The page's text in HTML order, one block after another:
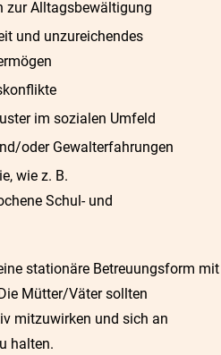
zur Alltagsbewältigung
und unzureichendes
im sozialen Umfeld
oder Gewalterfahrungen
wie z. B.
Schul- und
stationäre Betreuungsform mit
Mütter/Väter sollten
mitzuwirken und sich an
halten.